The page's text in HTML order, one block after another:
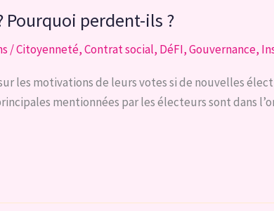
Pourquoi perdent-ils ?
/Citoyenneté,Contrat social, DéFI,Gouvernance,
les motivations de leurs votes si de nouvelles
mentionnées par les électeurs sont dans